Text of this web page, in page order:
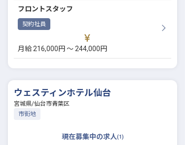
契約社員
フロントスタッフ
月給 216,000円 〜 244,000円
ウェスティンホテル仙台
宮城県/仙台市青葉区
市街地
現在募集中の求人(1)